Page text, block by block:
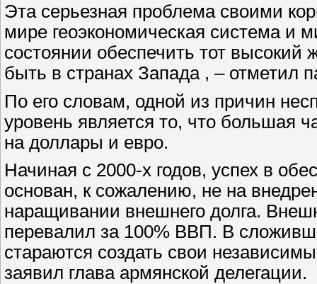
Эта серьезная проблема своими
мире геоэкономическая система и
состоянии обеспечить тот
быть в странах Запада , – отметил
По его словам, одной из причин
уровень является то, что большая
на доллары и евро.
Начиная с 2000-х годов, успех в
основан, к сожалению, не на
наращивании внешнего долга.
перевалил за 100% ВВП. В
стараются создать свои
заявил глава армянской делегации.